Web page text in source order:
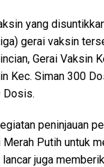
yang
gerai vaksin
Gerai Vaksin
Kec. Siman 300
Dosis.
peninjauan
Putih untuk
juga